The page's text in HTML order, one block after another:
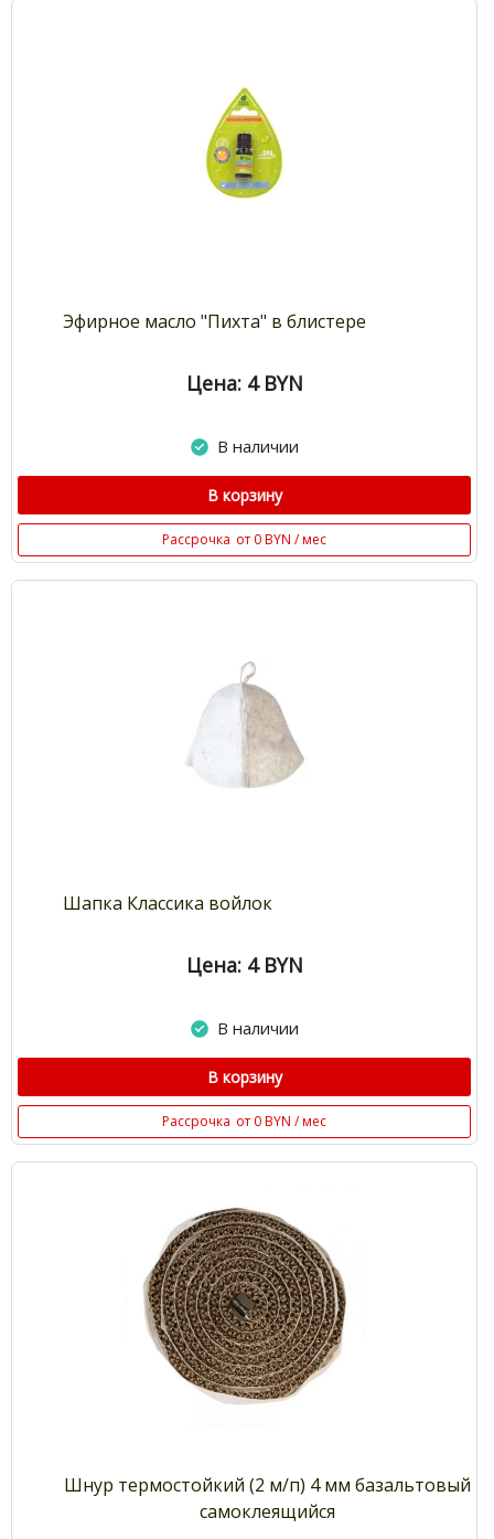
Эфирное масло "Пихта" в блистере
Цена: 4 BYN
В наличии
В корзину
Рассрочка от 0 BYN / мес
Шапка Классика войлок
Цена: 4 BYN
В наличии
В корзину
Рассрочка от 0 BYN / мес
Шнур термостойкий (2 м/п) 4 мм базальтовый
самоклеящийся